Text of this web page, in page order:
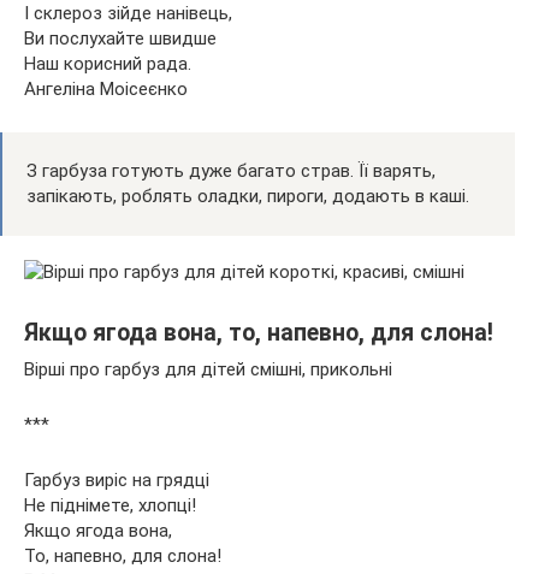
І склероз зійде нанівець,
Ви послухайте швидше
Наш корисний рада.
Ангеліна Моісеєнко
З гарбуза готують дуже багато страв. Її варять,
запікають, роблять оладки, пироги, додають в каші.
Якщо ягода вона, то, напевно, для слона!
Вірші про гарбуз для дітей смішні, прикольні
***
Гарбуз виріс на грядці
Не піднімете, хлопці!
Якщо ягода вона,
То, напевно, для слона!